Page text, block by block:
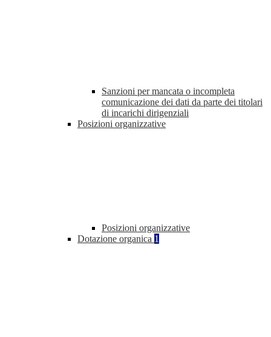
Sanzioni per mancata o incompleta
comunicazione dei dati da parte dei titolari
di incarichi dirigenziali
Posizioni organizzative
Posizioni organizzative
Dotazione organica 1